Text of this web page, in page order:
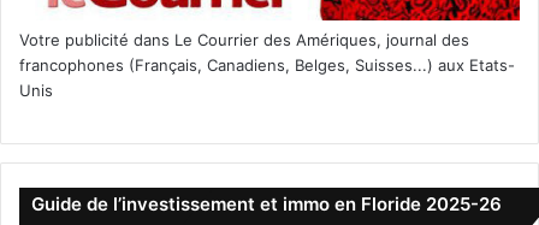
Votre publicité dans Le Courrier des Amériques, journal des
francophones (Français, Canadiens, Belges, Suisses...) aux Etats-
Unis
Guide de l’investissement et immo en Floride 2025-26